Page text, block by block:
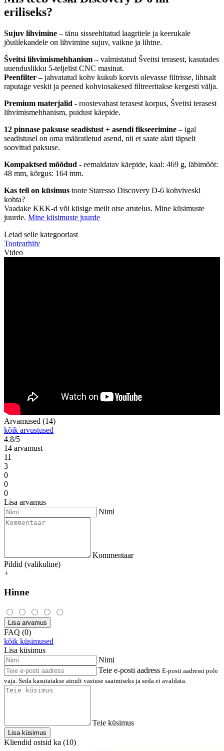
eriliseks?
Sujuv lihvimine – tänu sisseehitatud laagritele ja keerukale
jõuülekandele on lihvimine sujuv, vaikne ja lihtne.
Šveitsi lihvimismehhanism – valmistatud Šveitsi terasest, kasutades
uuenduslikku 5-teljelist CNC masinat.
Peenfilter –jahvatatud kohv kukub korvis olevasse filtrisse, lihtsalt
raputage veskit ja peened kohviosakesed filtreeritakse kergesti välja.
Premium materjalid - roostevabast terasest korpus, Šveitsi terasest
lihvimismehhanism, puidust käepide.
12 pinnase paksuse seadistust + asendi fikseerimine – igal
seadistusel on oma määratletud asend, nii et saate alati täpselt
soovitud paksuse.
Kompaktsed mõõdud - eemaldatav käepide, kaal: 469 g, läbimõõt:
48 mm, kõrgus: 164 mm.
Kas teil on küsimus toote Staresso Discovery D-6 kohviveski
kohta?
Vaadake KKK-d või küsige meilt otse arutelus. Mine küsimuste
juurde. Mine küsimuste juurde
Leiad selle kategooriast
Tootearhiiv
Video
Arvamused (14)
kõik arvustused
4.8/5
14 arvamust
11
3
0
0
0
Lisa arvamus
Nimi
Kommentaar
Pildid (valikuline)
+
Hinne
Lisa arvamus
FAQ (0)
kõik küsimused
Lisa küsimus
Nimi
Teie e-posti aadress E-posti aadressi pole
vaja. Seda kasutatakse ainult vastuse saatmiseks ja seda ei avaldata.
Teie küsimus
Lisa küsimus
Kliendid ostsid ka (10)